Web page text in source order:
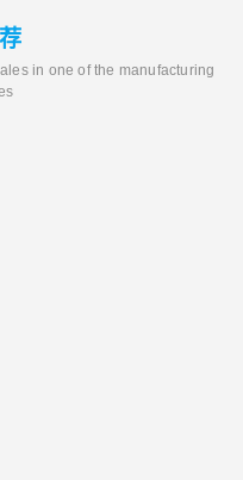
in one of the manufacturing